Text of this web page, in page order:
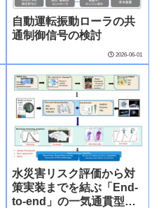
自動運転振動ローラの共
通制御信号の検討
2026-06-01
水災害リスク評価から対
策実装までを結ぶ「End-
to-end」の一気通貫型研